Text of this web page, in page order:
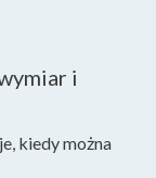
i
kiedy można